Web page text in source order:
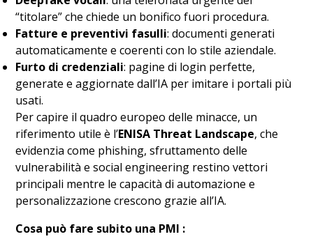
“titolare” che chiede un bonifico fuori procedura.
Fatture e preventivi fasulli: documenti generati
automaticamente e coerenti con lo stile aziendale.
Furto di credenziali: pagine di login perfette,
generate e aggiornate dall’IA per imitare i portali più
usati.
Per capire il quadro europeo delle minacce, un
riferimento utile è l’ENISA Threat Landscape, che
evidenzia come phishing, sfruttamento delle
vulnerabilità e social engineering restino vettori
principali mentre le capacità di automazione e
personalizzazione crescono grazie all’IA.
Cosa può fare subito una PMI :